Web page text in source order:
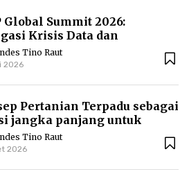
Global Summit 2026:
Krisis Data dan
AI Global
Tino Raut
2026
Pertanian Terpadu sebagai
jangka panjang untuk
kesuburan lahan dan
ekonomi
Tino Raut
2026